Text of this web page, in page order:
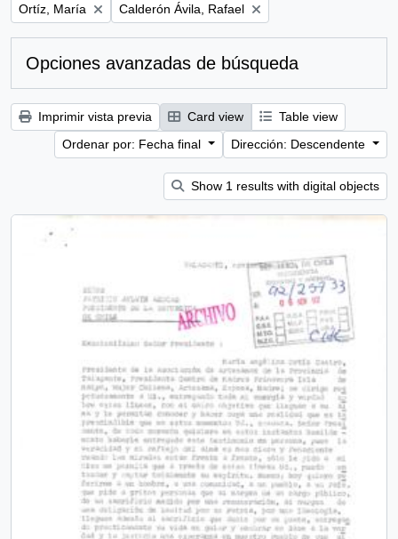
Remove filter:
Ortíz, María Remove filter:
Calderón Ávila, Rafael
Opciones avanzadas de búsqueda
Imprimir vista previa Card view
Table view
Ordenar por: Fecha final
Dirección: Descendente
Show 1 results with digital objects